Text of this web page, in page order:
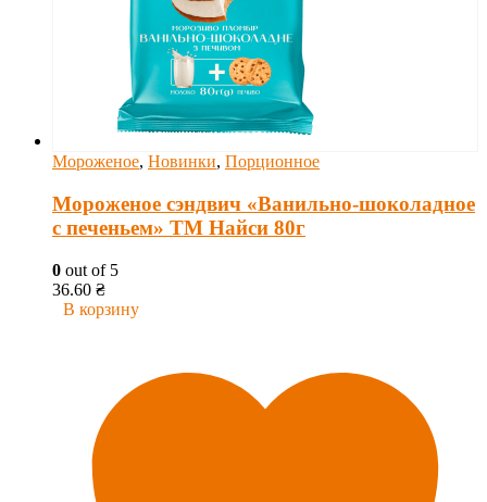
Мороженое, Новинки, Порционное
Мороженое сэндвич «Ванильно-шоколадное
с печеньем» ТМ Найси 80г
0 out of 5
36.60 ₴
В корзину